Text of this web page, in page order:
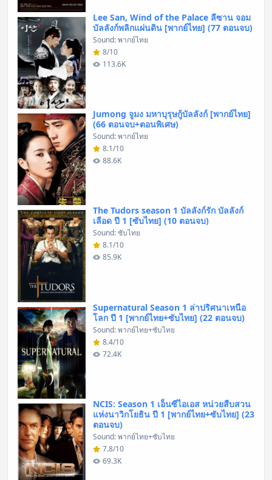
Lee San, Wind of the Palace ลีซาน จอม
บัลลังก์พลิกแผ่นดิน [พากย์ไทย] (77 ตอนจบ)
Sound: พากย์ไทย
8/10
113.6K
Jumong จูมง มหาบุรุษกู้บัลลังก์ [พากย์ไทย]
(66 ตอนจบ+ตอนพิเศษ)
Sound: พากย์ไทย
8.1/10
88.6K
The Tudors season 1 บัลลังก์รัก บัลลังก์
เลือด ปี 1 [ซับไทย] (10 ตอนจบ)
Sound: ซับไทย
8.1/10
85.9K
Supernatural Season 1 ล่าปริศนาเหนือ
โลก ปี 1 [พากย์ไทย+ซับไทย] (22 ตอนจบ)
Sound: พากย์ไทย+ซับไทย
8.4/10
72.4K
NCIS: Season 1 เอ็นซีไอเอส หน่วยสืบสวน
แห่งนาวิกโยธิน ปี 1 [พากย์ไทย+ซับไทย] (23
ตอนจบ)
Sound: พากย์ไทย+ซับไทย
7.8/10
69.3K